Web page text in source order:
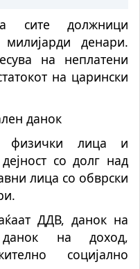
сите должници
денари.
на неплатени
на царински
данок
физички лица и
со долг над
лица со обврски
ДДВ, данок на
данок на доход,
социјално